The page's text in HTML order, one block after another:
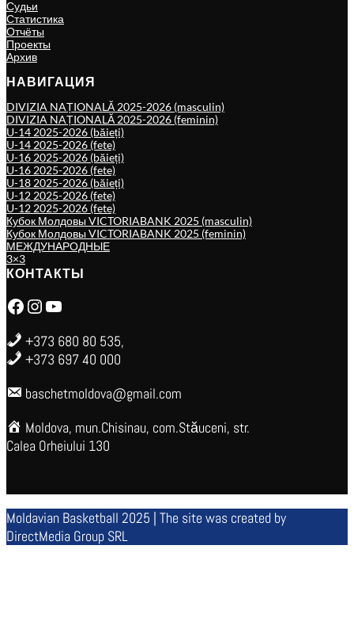
Судьи
Статистика
Отчёты
Проекты
Архив
НАВИГАЦИЯ
DIVIZIA NAȚIONALĂ 2025-2026 (masculin)
DIVIZIA NAȚIONALĂ 2025-2026 (feminin)
U-14 2025-2026 (băieți)
U-14 2025-2026 (fete)
U-16 2025-2026 (băieți)
U-16 2025-2026 (fete)
U-18 2025-2026 (băieți)
U-12 2025-2026 (fete)
U-12 2025-2026 (fete)
Кубок Молдовы VICTORIABANK 2025 (masculin)
Кубок Молдовы VICTORIABANK 2025 (feminin)
МЕЖДУНАРОДНЫЕ
3×3
КОНТАКТЫ
Facebook Instagram YouTube
+373 680 80 535,
+373 697 40 000
baschetmoldova@gmail.com
Moldova, mun.Chisinau, com.Stăuceni, str.
Calea Orheiului 130
Moldavian Basketball 2025 | The site was created by
DirectMedia Group SRL